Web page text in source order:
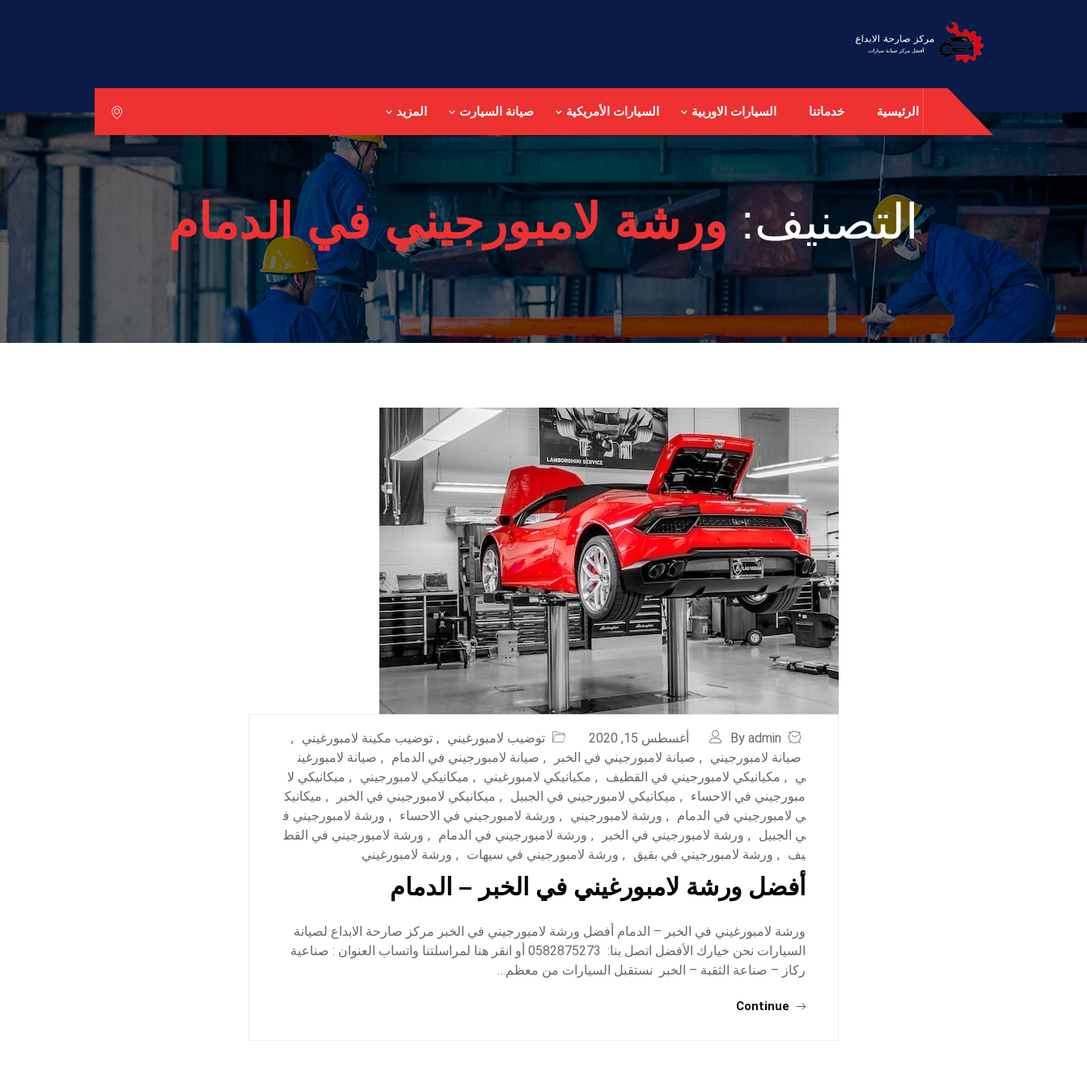
الرئيسية خدماتنا السيارات الاوربية السيارات الأمريكية صيانة السيارت المزيد
التصنيف:ورشة لامبورجيني في الدمام
By admin أغسطس 15, 2020 توضيب لامبورغيني , توضيب مكينة لامبورغيني
,
صيانة لامبورجيني
, صيانة لامبورجيني في الخبر , صيانة لامبورجيني في الدمام , صيانة لامبورغين
ي
, مكيانيكي لامبورجيني في القطيف , مكيانيكي لامبورغيني , ميكانيكي لامبورجيني , ميكانيكي لا
مبورجيني في الاحساء
, ميكانيكي لامبورجيني في الجبيل , ميكانيكي لامبورجيني في الخبر , ميكانيك
ي لامبورجيني في الدمام
, ورشة لامبورجيني , ورشة لامبورجيني في الاحساء , ورشة لامبورجيني ف
ي الجبيل
, ورشة لامبورجيني في الخبر , ورشة لامبورجيني في الدمام , ورشة لامبورجيني في القط
يف
, ورشة لامبورجيني في بقيق , ورشة لامبورجيني في سيهات , ورشة لامبورغيني
أفضل ورشة لامبورغيني في الخبر – الدمام
ورشة لامبورغيني في الخبر – الدمام أفضل ورشة لامبورجيني في الخبر مركز صارحة الابداع لصيانة
السيارات نحن خيارك الأفضل اتصل بنا: 0582875273 أو انقر هنا لمراسلتنا واتساب العنوان : صناعية
ركاز – صناعة الثقبة – الخبر نستقبل السيارات من معظم…
Continue